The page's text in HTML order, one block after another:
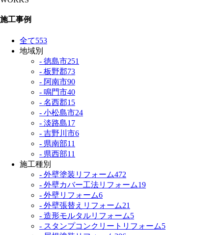
施工事例
全て553
地域別
- 徳島市251
- 板野郡73
- 阿南市90
- 鳴門市40
- 名西郡15
- 小松島市24
- 淡路島17
- 吉野川市6
- 県南部11
- 県西部11
施工種別
- 外壁塗装リフォーム472
- 外壁カバー工法リフォーム19
- 外壁リフォーム6
- 外壁張替えリフォーム21
- 造形モルタルリフォーム5
- スタンプコンクリートリフォーム5